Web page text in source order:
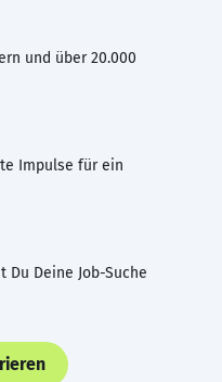
und über 20.000
Impulse für ein
Deine Job-Suche